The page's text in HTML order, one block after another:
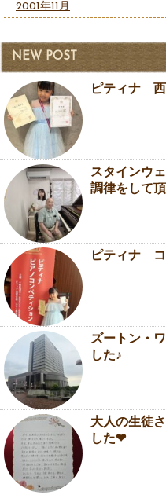
2001年11月
NEW POST
ピティナ 西
スタインウ
調律をして
ピティナ コ
ズートン・
した♪
大人の生徒
した❤